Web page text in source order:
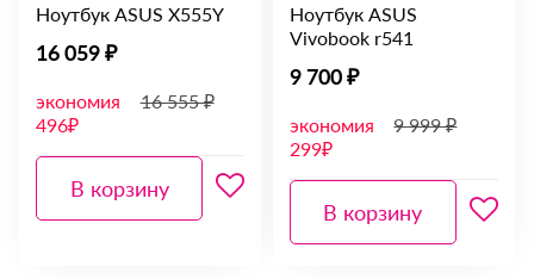
Ноутбук ASUS X555Y
16 059 ₽
экономия
496₽
16 555 ₽
В корзину
Ноутбук ASUS
Vivobook r541
9 700 ₽
экономия
299₽
9 999 ₽
В корзину